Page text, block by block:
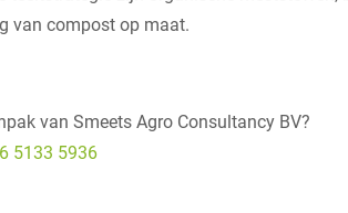
van compost op maat.
van Smeets Agro Consultancy BV?
5133 5936